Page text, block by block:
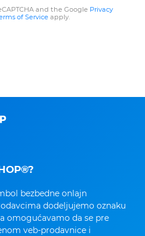
and the Google Privacy
of Serviceapply.
bezbedne onlajn
dodeljujemo oznaku
omogućavamo da se pre
veb-prodavnice i